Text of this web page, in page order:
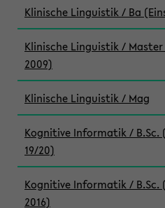
Klinische Linguistik / Ba
Klinische Linguistik / Master
2009)
Klinische Linguistik / Mag
Kognitive Informatik / B.Sc.
19/20)
Kognitive Informatik / B.Sc.
2016)